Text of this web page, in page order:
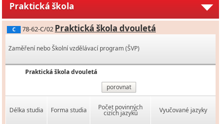
Praktická škola
C 78-62-C/02 Praktická škola dvouletá
Zaměření nebo Školní vzdělávací program (ŠVP)
Praktická škola dvouletá
porovnat
Délka studia Forma studia Počet povinných
cizích jazyků Vyučované jazyky